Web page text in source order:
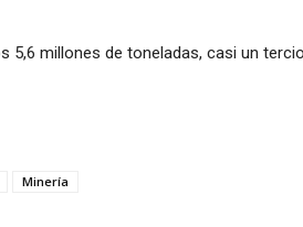
5,6 millones de toneladas, casi un
Minería